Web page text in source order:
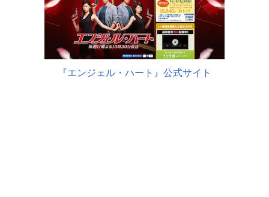
『エンジェル・ハート』公式サイト